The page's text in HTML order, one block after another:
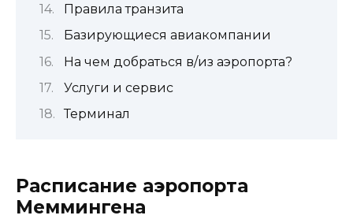
Правила транзита
Базирующиеся авиакомпании
На чем добраться в/из аэропорта?
Услуги и сервис
Терминал
Расписание аэропорта
Меммингена